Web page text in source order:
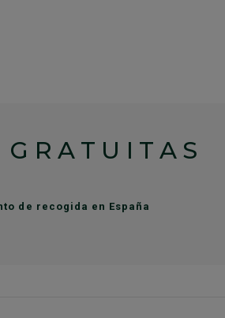
de recogida en España